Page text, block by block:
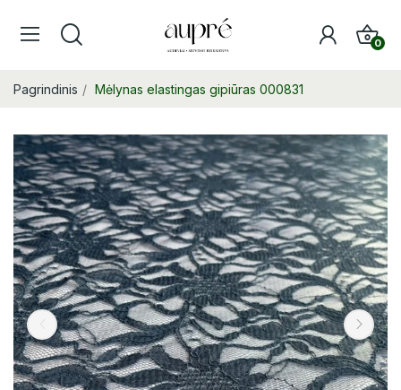
0
Pagrindinis Mėlynas elastingas gipiūras 000831